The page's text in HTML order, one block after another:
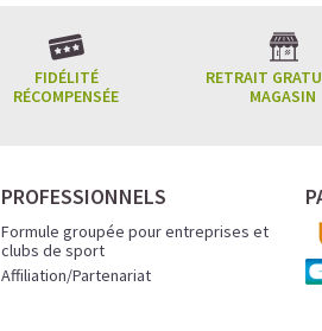
FIDÉLITÉ
RÉCOMPENSÉE
RETRAIT
MAGASIN
PROFESSIONNELS
Formule groupée pour entreprises et
clubs de sport
Affiliation/Partenariat